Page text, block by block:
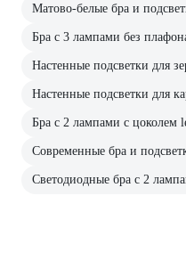
Матово-белые бра и
Бра с 3 лампами без
Настенные подсветки для
Настенные подсветки для
Бра с 2 лампами с цоколем
Современные бра и
Светодиодные бра с 2